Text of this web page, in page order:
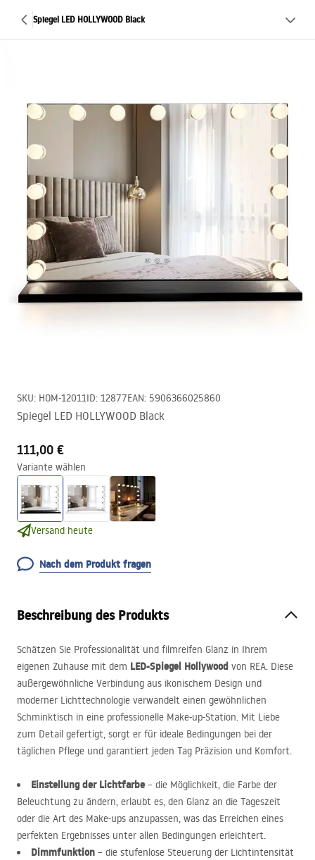
Spiegel LED HOLLYWOOD Black
SKU: HOM-12011ID: 12877EAN: 5906366025860
Spiegel LED HOLLYWOOD Black
111,00 €
Variante wählen
Versand heute
Nach dem Produkt fragen
Beschreibung des Produkts
Schätzen Sie Professionalität und filmreifen Glanz in Ihrem
eigenen Zuhause mit dem LED-Spiegel Hollywood von REA. Diese
außergewöhnliche Verbindung aus ikonischem Design und
moderner Lichttechnologie verwandelt einen gewöhnlichen
Schminktisch in eine professionelle Make-up-Station. Mit Liebe
zum Detail gefertigt, sorgt er für ideale Bedingungen bei der
täglichen Pflege und garantiert jeden Tag Präzision und Komfort.
Einstellung der Lichtfarbe – die Möglichkeit, die Farbe der
Beleuchtung zu ändern, erlaubt es, den Glanz an die Tageszeit
oder die Art des Make-ups anzupassen, was das Erreichen eines
perfekten Ergebnisses unter allen Bedingungen erleichtert.
Dimmfunktion – die stufenlose Steuerung der Lichtintensität